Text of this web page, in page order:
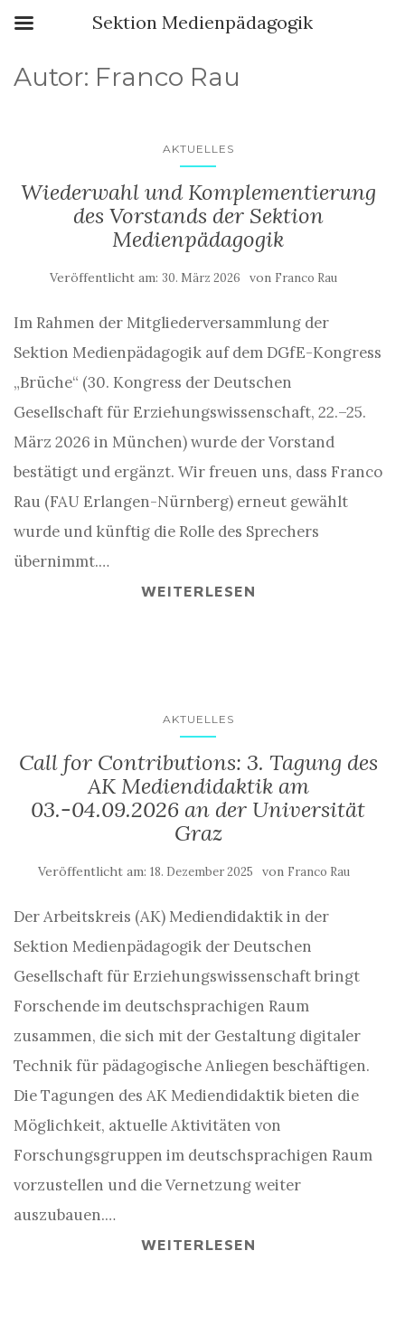
Autor: Franco Rau
AKTUELLES
Wiederwahl und Komplementierung
des Vorstands der Sektion
Medienpädagogik
Veröffentlicht am: 30. März 2026 von Franco Rau
Im Rahmen der Mitgliederversammlung der
Sektion Medienpädagogik auf dem DGfE-Kongress
„Brüche“ (30. Kongress der Deutschen
Gesellschaft für Erziehungswissenschaft, 22.–25.
März 2026 in München) wurde der Vorstand
bestätigt und ergänzt. Wir freuen uns, dass Franco
Rau (FAU Erlangen-Nürnberg) erneut gewählt
wurde und künftig die Rolle des Sprechers
übernimmt.…
WEITERLESEN
AKTUELLES
Call for Contributions: 3. Tagung des
AK Mediendidaktik am
03.-04.09.2026 an der Universität
Graz
Veröffentlicht am: 18. Dezember 2025 von Franco Rau
Der Arbeitskreis (AK) Mediendidaktik in der
Sektion Medienpädagogik der Deutschen
Gesellschaft für Erziehungswissenschaft bringt
Forschende im deutschsprachigen Raum
zusammen, die sich mit der Gestaltung digitaler
Technik für pädagogische Anliegen beschäftigen.
Die Tagungen des AK Mediendidaktik bieten die
Möglichkeit, aktuelle Aktivitäten von
Forschungsgruppen im deutschsprachigen Raum
vorzustellen und die Vernetzung weiter
auszubauen.…
WEITERLESEN
Sektion Medienpädagogik